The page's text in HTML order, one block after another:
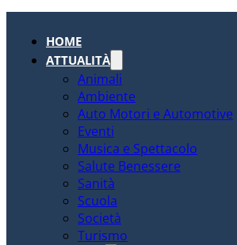
HOME
ATTUALITÀ
Animali
Ambiente
Auto Motori e Automotive
Eventi
Musica e Spettacolo
Salute Benessere
Sanità
Scuola
Società
Turismo